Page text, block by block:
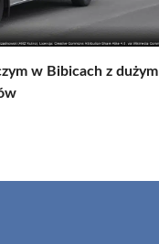
w Bibicach z dużym